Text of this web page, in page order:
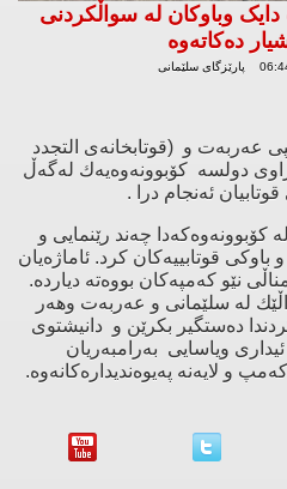
وباوکان لە سواڵکردنى
دەکاتەوە
عەربەت و (قوتابخانەی التجدد
دولسە كۆبوونەوەیەك لەگەڵ
ئەنجام درا .
چەند رێنمایی و
قوتابییەکان کرد. ئاماژەیان
نێو کەمپەکان بووەتە دیاردە.
لە سلێمانی و عەربەت وهەر
دەستگیر بکرێن و دانیشتوی
ویاسایی بەرامبەریان
و لایەنە پەیوەندیدارەکانەوە.